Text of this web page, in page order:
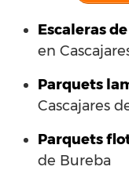
Escaleras
en
Parquets
Cascajares
Parquets
de Bureba